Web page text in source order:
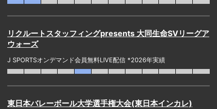
リクルートスタッフィングpresents 大同生命SVリーグア
ウォーズ
J SPORTSオンデマンド会員無料LIVE配信 *2026年実績
東日本バレーボール大学選手権大会(東日本インカレ)